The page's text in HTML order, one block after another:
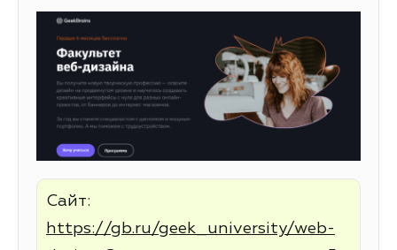
Сайт:
https://gb.ru/geek_university/web-